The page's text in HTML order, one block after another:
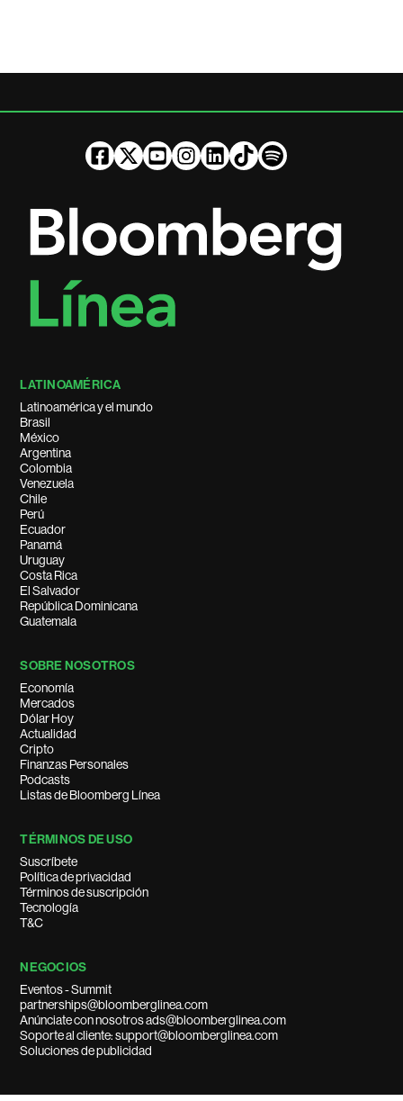
LATINOAMÉRICA
Latinoamérica y el mundo
Brasil
México
Argentina
Colombia
Venezuela
Chile
Perú
Ecuador
Panamá
Uruguay
Costa Rica
El Salvador
República Dominicana
Guatemala
SOBRE NOSOTROS
Economía
Mercados
Dólar Hoy
Actualidad
Cripto
Finanzas Personales
Podcasts
Listas de Bloomberg Línea
TÉRMINOS DE USO
Suscríbete
Política de privacidad
Términos de suscripción
Tecnología
T&C
NEGOCIOS
Eventos - Summit
partnerships@bloomberglinea.com
Anúnciate con nosotros ads@bloomberglinea.com
Soporte al cliente: support@bloomberglinea.com
Soluciones de publicidad